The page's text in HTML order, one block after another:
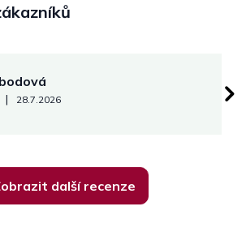
je 5 z 5 hvězdiček.
| 28.7.2026
další recenze